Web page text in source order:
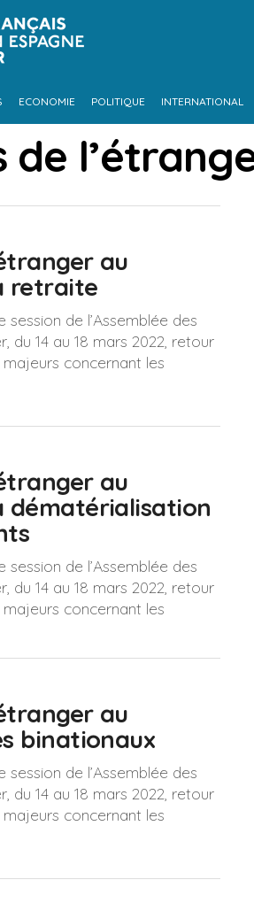
ECONOMIE POLITIQUE INTERNATIONAL
au
retraite
session de l’Assemblée des
du 14 au 18 mars 2022, retour
concernant les
au
dématérialisation
session de l’Assemblée des
du 14 au 18 mars 2022, retour
concernant les
au
binationaux
session de l’Assemblée des
du 14 au 18 mars 2022, retour
concernant les